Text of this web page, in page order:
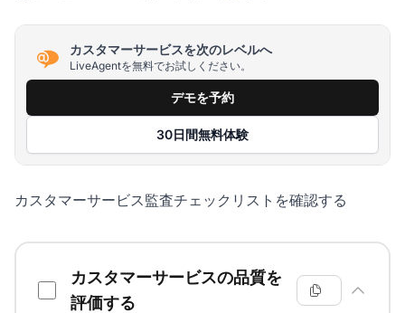
カスタマーサービスを次のレベルへ
LiveAgentを無料でお試しください。
デモを予約
30日間無料体験
カスタマーサービス監査チェックリストを確認する
カスタマーサービス監査チェックリスト
カスタマーサービスの品質を
評価する